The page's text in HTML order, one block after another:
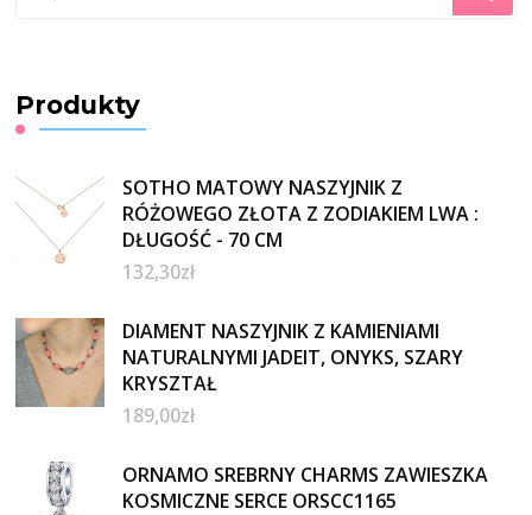
Produkty
SOTHO MATOWY NASZYJNIK Z
RÓŻOWEGO ZŁOTA Z ZODIAKIEM LWA :
DŁUGOŚĆ - 70 CM
132,30zł
DIAMENT NASZYJNIK Z KAMIENIAMI
NATURALNYMI JADEIT, ONYKS, SZARY
KRYSZTAŁ
189,00zł
ORNAMO SREBRNY CHARMS ZAWIESZKA
KOSMICZNE SERCE ORSCC1165